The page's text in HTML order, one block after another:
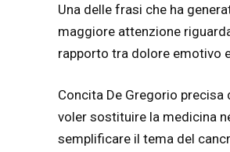
Una delle frasi che ha
maggiore attenzione
rapporto tra dolore emotivo
Concita De Gregorio precisa
voler sostituire la medicina
semplificare il tema del